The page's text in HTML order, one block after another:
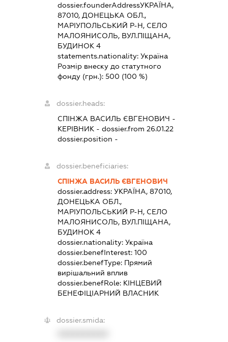
dossier.founderAddressУКРАЇНА,
87010, ДОНЕЦЬКА ОБЛ.,
МАРІУПОЛЬСЬКИЙ Р-Н, СЕЛО
МАЛОЯНИСОЛЬ, ВУЛ.ПІЩАНА,
БУДИНОК 4
statements.nationality:Україна
Розмір внеску до статутного
фонду (грн.):500 (100 %)
dossier.heads:
СПІНЖА ВАСИЛЬ ЄВГЕНОВИЧ -
КЕРІВНИК - dossier.from 26.01.22
dossier.position -
dossier.beneficiaries:
СПІНЖА ВАСИЛЬ ЄВГЕНОВИЧ
dossier.address:УКРАЇНА, 87010,
ДОНЕЦЬКА ОБЛ.,
МАРІУПОЛЬСЬКИЙ Р-Н, СЕЛО
МАЛОЯНИСОЛЬ, ВУЛ.ПІЩАНА,
БУДИНОК 4
dossier.nationality:Україна
dossier.benefInterest:100
dossier.benefType: Прямий
вирішальний вплив
dossier.benefRole: КІНЦЕВИЙ
БЕНЕФІЦІАРНИЙ ВЛАСНИК
dossier.smida: